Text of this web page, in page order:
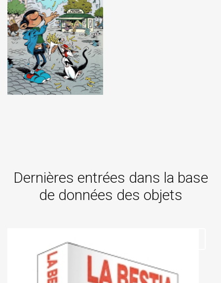
Dernières entrées dans la base
de données des objets